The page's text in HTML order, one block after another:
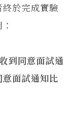
於完成實驗
到同意面試通
面試通知比